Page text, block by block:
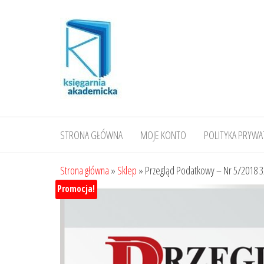
STRONA GŁÓWNA MOJE KONTO POLITYKA
Strona główna » Sklep » Przegląd Podatkowy – Nr 5/2018
Promocja!